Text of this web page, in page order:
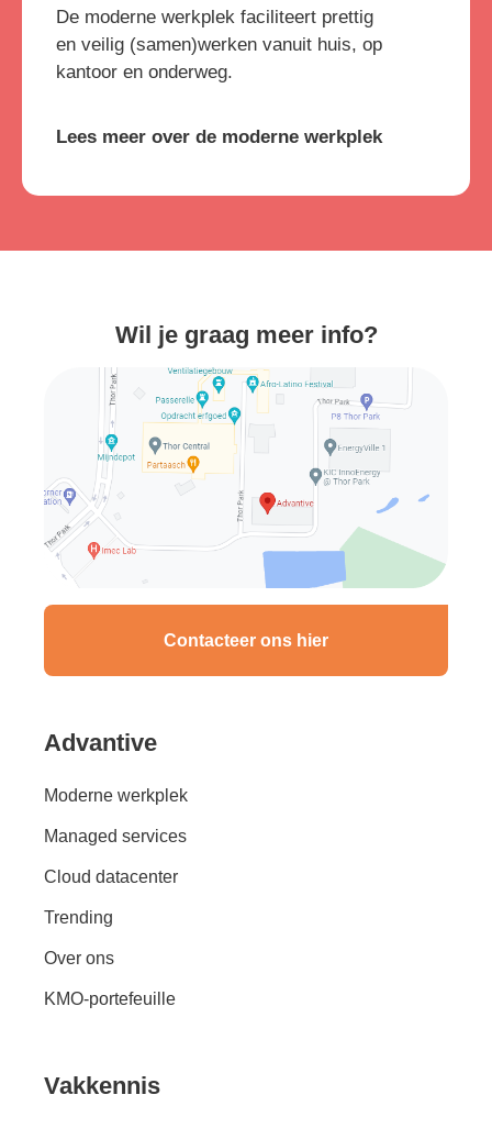
De moderne werkplek faciliteert prettig
en veilig (samen)werken vanuit huis, op
kantoor en onderweg.
Lees meer over de moderne werkplek
Wil je graag meer info?
Contacteer ons hier
Advantive
Moderne werkplek
Managed services
Cloud datacenter
Trending
Over ons
KMO-portefeuille
Vakkennis